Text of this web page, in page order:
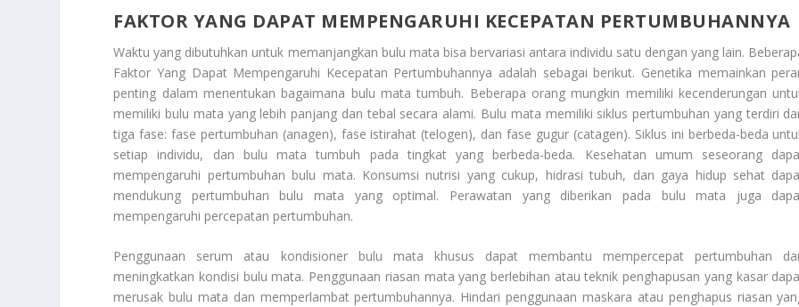
FAKTOR YANG DAPAT MEMPENGARUHI KECEPATAN PERTUMBUHANNYA
Waktu yang dibutuhkan untuk memanjangkan bulu mata bisa bervariasi antara individu satu dengan yang lain.
Faktor Yang Dapat Mempengaruhi Kecepatan Pertumbuhannya adalah sebagai berikut. Genetika memainkan
penting dalam menentukan bagaimana bulu mata tumbuh. Beberapa orang mungkin memiliki kecenderungan
memiliki bulu mata yang lebih panjang dan tebal secara alami. Bulu mata memiliki siklus pertumbuhan yang terdiri
tiga fase: fase pertumbuhan (anagen), fase istirahat (telogen), dan fase gugur (catagen). Siklus ini berbeda-beda
setiap individu, dan bulu mata tumbuh pada tingkat yang berbeda-beda. Kesehatan umum seseorang
mempengaruhi pertumbuhan bulu mata. Konsumsi nutrisi yang cukup, hidrasi tubuh, dan gaya hidup sehat
mendukung pertumbuhan bulu mata yang optimal. Perawatan yang diberikan pada bulu mata juga
mempengaruhi percepatan pertumbuhan.
Penggunaan serum atau kondisioner bulu mata khusus dapat membantu mempercepat pertumbuhan
meningkatkan kondisi bulu mata. Penggunaan riasan mata yang berlebihan atau teknik penghapusan yang kasar
merusak bulu mata dan memperlambat pertumbuhannya. Hindari penggunaan maskara atau penghapus riasan